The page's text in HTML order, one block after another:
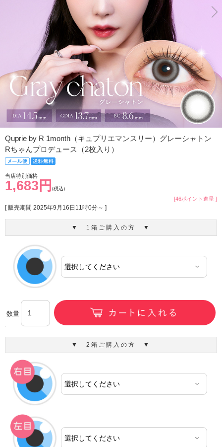
Quprie by R 1month（キュプリエマンスリー）グレーシャトン
Rちゃんプロデュース（2枚入り）
当店特別価格
1,683円 (税込)
[46ポイント進呈 ]
[ 販売期間 2025年9月16日11時0分～ ]
▼ 1箱ご購入の方 ▼
数量
▼ 2箱ご購入の方 ▼